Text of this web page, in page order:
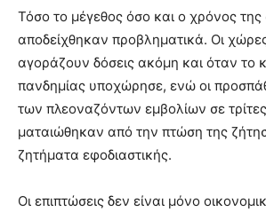
Τόσο το μέγεθος όσο και ο χρόνος
αποδείχθηκαν προβληματικά. Οι
αγοράζουν δόσεις ακόμη και όταν το
πανδημίας υποχώρησε, ενώ οι
των πλεοναζόντων εμβολίων σε
ματαιώθηκαν από την πτώση της
ζητήματα εφοδιαστικής.
Οι επιπτώσεις δεν είναι μόνο